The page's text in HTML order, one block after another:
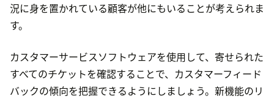
況に身を置かれている顧客が他にもいることが考えられま
す。
カスタマーサービスソフトウェアを使用して、寄せられた
すべてのチケットを確認することで、カスタマーフィード
バックの傾向を把握できるようにしましょう。新機能のリ